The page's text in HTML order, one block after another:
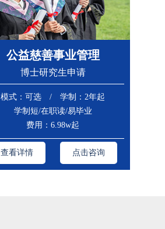
公益慈善事业管理
博士研究生申请
模式：可选 / 学制：2年起
学制短/在职读/易毕业
费用：6.98w起
查看详情 点击咨询